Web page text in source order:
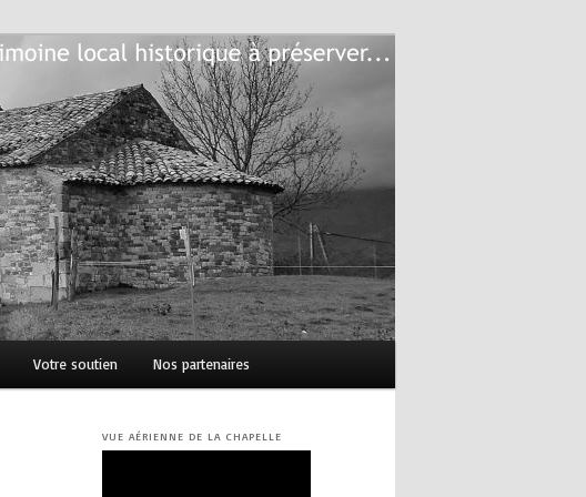
Votre soutien Nos partenaires
VUE AÉRIENNE DE LA CHAPELLE